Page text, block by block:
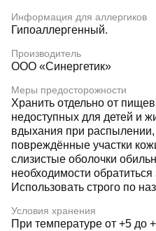
Информация для аллергиков
Гипоаллергенный.
Производитель
ООО «Синергетик»
Меры предосторожности
Хранить отдельно от
недоступных для детей и
вдыхания при распылении,
повреждённые участки
слизистые оболочки
необходимости
Использовать строго по
Условия хранения
При температуре от +5 до